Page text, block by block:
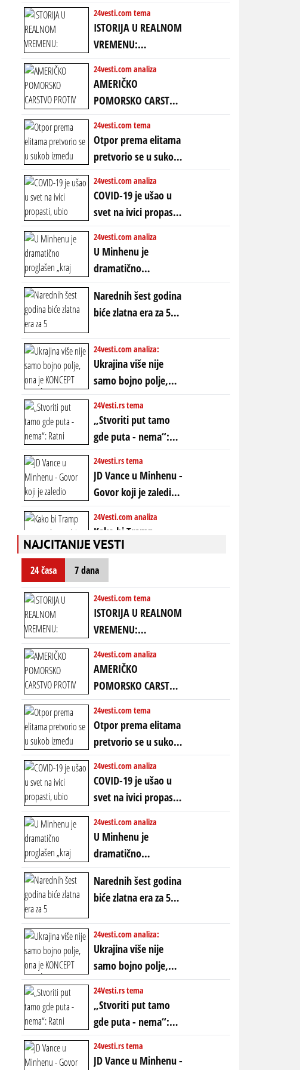
24vesti.com tema
ISTORIJA U REALNOM
VREMENU:
Predstojeći poraz
Amerike u Iranu
uvodi eru
energetskog haosa,
finansijskih
previranja i kolapsa
starog poretka
24vesti.com analiza
AMERIČKO
POMORSKO CARSTVO
PROTIV KINESKOG
KOPNENOG SVETA:
Rat u Iranu je rat za
globalne preferencije
24vesti.com tema
Otpor prema elitama
pretvorio se u sukob
između običnih ljudi:
ZAŠTO SE DEŠAVA
EKSTREMNA
POLARIZACIJA?
24vesti.com analiza
COVID-19 je ušao u
svet na ivici propasti,
ubio milione, ali je
spasao sistem
24vesti.com analiza
U Minhenu je
dramatično
proglašen „kraj jedne
ere“, ali sa
dvostrukom
neistinom: forma te
ere završila se na
istom mestu, ali
prošle godine
Narednih šest godina
biće zlatna era za 5
znakova: Stiže lavina
novca i bogatstva
24vesti.com analiza:
Ukrajina više nije
samo bojno polje,
ona je KONCEPT KOJI
ĆE RASPASTI CEO
ZAPADNI SVET
24Vesti.rs tema
„Stvoriti put tamo
gde puta - nema“:
Ratni gospodari
plaču za starim
poretkom... Bez
ikakve realpolitike u
njima, oni su sada
nebitni kao Zelenski
24vesti.rs tema
JD Vance u Minhenu -
Govor koji je zaledio
Atlantik i duboko
šokirao Evropu (ceo
transkript)
24Vesti.com analiza
Kako bi Tramp
mogao da ugrabi
TREĆI MANDAT -
uprkos 22.
amandmanu
NAJCITANIJE VESTI
24 časa 7 dana
24vesti.com tema
ISTORIJA U REALNOM
VREMENU:
Predstojeći poraz
Amerike u Iranu
uvodi eru
energetskog haosa,
finansijskih
previranja i kolapsa
starog poretka
24vesti.com analiza
AMERIČKO
POMORSKO CARSTVO
PROTIV KINESKOG
KOPNENOG SVETA:
Rat u Iranu je rat za
globalne preferencije
24vesti.com tema
Otpor prema elitama
pretvorio se u sukob
između običnih ljudi:
ZAŠTO SE DEŠAVA
EKSTREMNA
POLARIZACIJA?
24vesti.com analiza
COVID-19 je ušao u
svet na ivici propasti,
ubio milione, ali je
spasao sistem
24vesti.com analiza
U Minhenu je
dramatično
proglašen „kraj jedne
ere“, ali sa
dvostrukom
neistinom: forma te
ere završila se na
istom mestu, ali
prošle godine
Narednih šest godina
biće zlatna era za 5
znakova: Stiže lavina
novca i bogatstva
24vesti.com analiza:
Ukrajina više nije
samo bojno polje,
ona je KONCEPT KOJI
ĆE RASPASTI CEO
ZAPADNI SVET
24Vesti.rs tema
„Stvoriti put tamo
gde puta - nema“:
Ratni gospodari
plaču za starim
24vesti.rs tema
JD Vance u Minhenu -